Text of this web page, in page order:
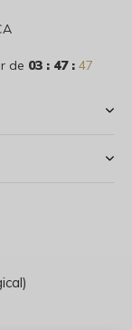
de 03 : 47 : 46